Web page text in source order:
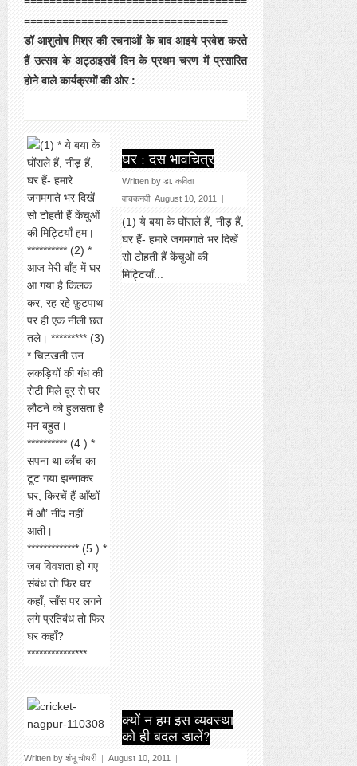
================================
डॉ आशुतोष मिश्र की रचनाओं के बाद आइये प्रवेश करते
हैं उत्सव के अट्ठाइसवें दिन के प्रथम चरण में प्रसारित
होने वाले कार्यक्रमों की ओर :
घर : दस भावचित्र
Written by डा. कविता
वाचकनवी August 10, 2011 |
(1) ये बया के घोंसले हैं, नीड़ हैं,
घर हैं- हमारे जगमगाते भर दिखें
सो टोहती हैं केंचुओं की
मिट्टियाँ...
क्यों न हम इस व्यवस्था
को ही बदल डालें?
Written by शंभू चौधरी | August 10, 2011 |